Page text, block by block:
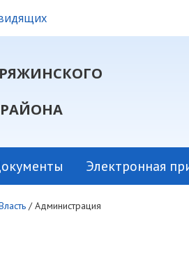
Электронная
/Администрация